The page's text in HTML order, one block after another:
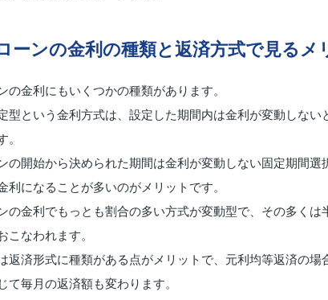
ーンの金利の種類と返済方式で見るメ
の金利にもいくつかの種類があります。
型という金利方式は、設定した期間内は金利が変動しな
。
の開始から決められた期間は金利が変動しない固定期間
利になることが多いのがメリットです。
の金利でもっとも割合の多い方式が変動型で、その多く
こなわれます。
返済形式に種類がある点がメリットで、元利均等返済の
て毎月の返済額も変わります。